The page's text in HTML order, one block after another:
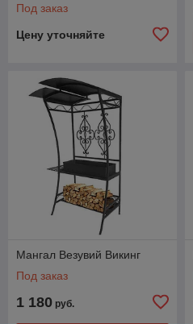
Под заказ
Цену уточняйте
Мангал Везувий Викинг
Под заказ
1 180 руб.